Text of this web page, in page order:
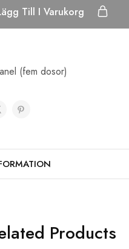
Till I Varukorg
(fem dosor)
Products